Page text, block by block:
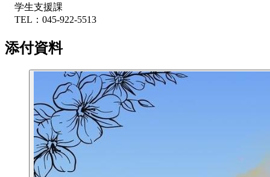
学生支援課
TEL：045-922-5513
添付資料